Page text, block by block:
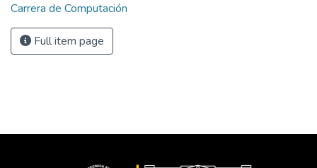
Carrera de Computación
Full item page